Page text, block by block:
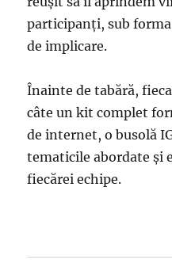
participanți, sub
de implicare.
Înainte de tabără,
câte un kit complet
de internet, o busolă
tematicile abordate și
fiecărei echipe.